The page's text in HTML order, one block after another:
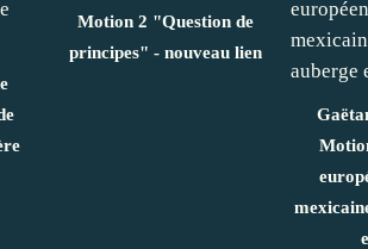
Motion 2 "Question de
principes" - nouveau lien